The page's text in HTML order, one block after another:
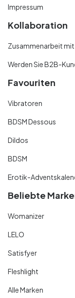
Impressum
Kollaboration
Zusammenarbeit mit
Werden Sie B2B-
Favouriten
Vibratoren
BDSM Dessous
Dildos
BDSM
Erotik-
Beliebte
Womanizer
LELO
Satisfyer
Fleshlight
Alle Marken